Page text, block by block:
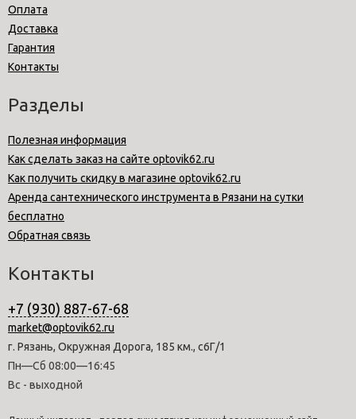
Оплата
Доставка
Гарантия
Контакты
Разделы
Полезная информация
Как сделать заказ на сайте optovik62.ru
Как получить скидку в магазине optovik62.ru
Аренда сантехнического инструмента в Рязани на сутки
бесплатно
Обратная связь
Контакты
+7 (930) 887-67-68
market@optovik62.ru
г. Рязань, Окружная Дорога, 185 км., с6Г/1
Пн—Сб 08:00—16:45
Вс - выходной